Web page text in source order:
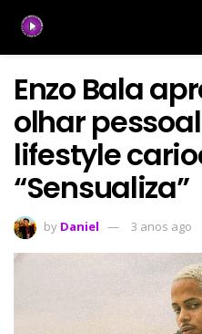
Enzo Bala
olhar
lifestyle
“Sensualiza”
by Daniel 3 anos ago